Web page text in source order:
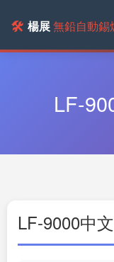
🛠️ 楊展無鉛自動錫
LF-
LF-9000中